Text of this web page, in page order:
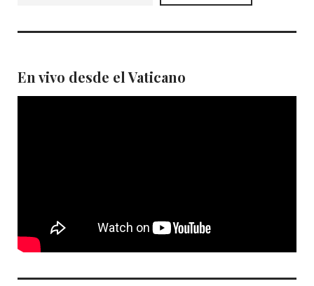
En vivo desde el Vaticano